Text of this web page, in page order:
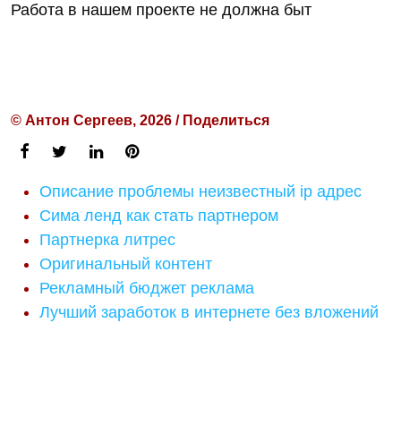
Работа в нашем проекте не должна быт
© Антон Сергеев, 2026 / Поделиться
Описание проблемы неизвестный ip адрес
Сима ленд как стать партнером
Партнерка литрес
Оригинальный контент
Рекламный бюджет реклама
Лучший заработок в интернете без вложений